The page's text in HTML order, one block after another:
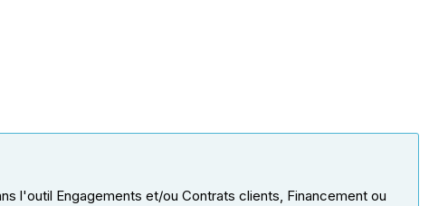
l'outil Engagements et/ou Contrats clients, Financement ou